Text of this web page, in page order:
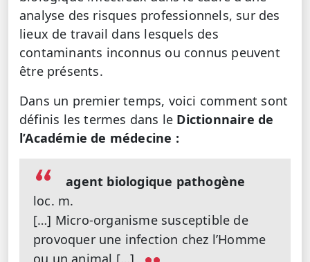
analyse des risques professionnels, sur des
lieux de travail dans lesquels des
contaminants inconnus ou connus peuvent
être présents.
Dans un premier temps, voici comment sont
définis les termes dans le Dictionnaire de
l’Académie de médecine :
agent biologique pathogène
loc. m.
[…] Micro-organisme susceptible de
provoquer une infection chez l’Homme
ou un animal.[…]